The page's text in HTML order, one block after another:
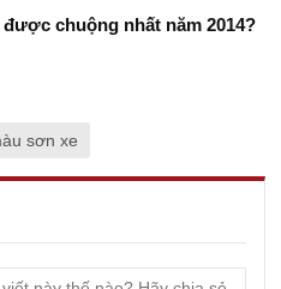
được chuộng nhất năm 2014?
sơn xe